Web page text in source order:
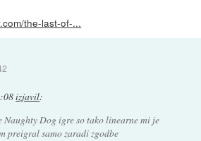
the-last-of-...
izjavil:
Naughty Dog igre so tako linearne mi je
preigral samo zaradi zgodbe